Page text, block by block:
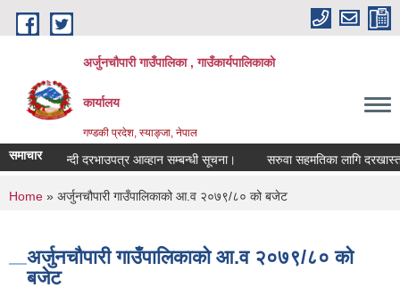
Skip to main content
अर्जुनचौपारी गाउँपालिका , गाउँकार्यपालिकाको
कार्यालय
गण्डकी प्रदेश, स्याङ्जा, नेपाल
समाचार
सिलबन्दी दरभाउपत्र आव्हान सम्बन्धी सूचना। सरुवा सहमतिका लागि दरखास्त
You are here
Home » अर्जुनचौपारी गाउँपालिकाको आ.व २०७९/८० को बजेट
अर्जुनचौपारी गाउँपालिकाको आ.व २०७९/८० को
बजेट